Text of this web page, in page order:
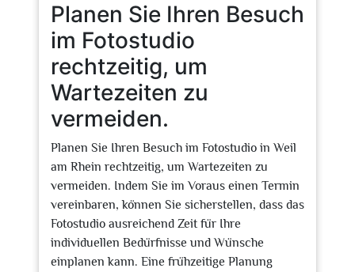
Planen Sie Ihren Besuch
im Fotostudio
rechtzeitig, um
Wartezeiten zu
vermeiden.
Planen Sie Ihren Besuch im Fotostudio in Weil
am Rhein rechtzeitig, um Wartezeiten zu
vermeiden. Indem Sie im Voraus einen Termin
vereinbaren, können Sie sicherstellen, dass das
Fotostudio ausreichend Zeit für Ihre
individuellen Bedürfnisse und Wünsche
einplanen kann. Eine frühzeitige Planung